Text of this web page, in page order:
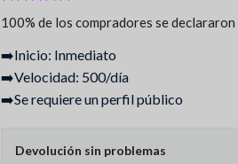
Valorado
sobre 5
96
puntuaciones
de clientes
100% de los compradores se declararon
➡️Inicio: Inmediato
➡️Velocidad: 500/día
➡️Se requiere un perfil público
Devolución sin problemas